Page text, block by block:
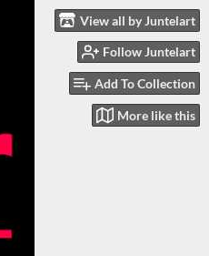
View all by Juntelart
Follow Juntelart
Add To Collection
More like this